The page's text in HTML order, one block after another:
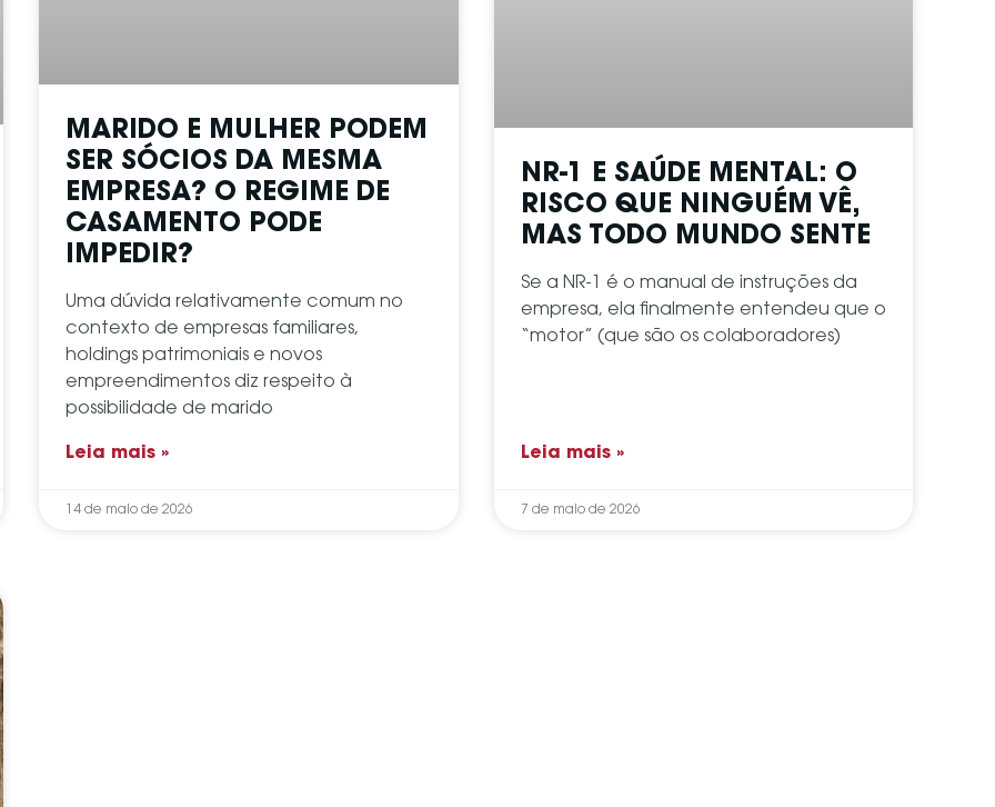
MARIDO E MULHER PODEM
SER SÓCIOS DA MESMA
EMPRESA? O REGIME DE
CASAMENTO PODE
IMPEDIR?
Uma dúvida relativamente comum no
contexto de empresas familiares,
holdings patrimoniais e novos
empreendimentos diz respeito à
possibilidade de marido
Leia mais »
14 de maio de 2026
NR-1 E SAÚDE MENTAL: O
RISCO QUE NINGUÉM VÊ,
MAS TODO MUNDO SENTE
Se a NR-1 é o manual de instruções da
empresa, ela finalmente entendeu que o
“motor” (que são os colaboradores)
Leia mais »
7 de maio de 2026